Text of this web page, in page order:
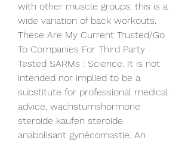
with other muscle groups, this is a
wide variation of back workouts.
These Are My Current Trusted/Go
To Companies For Third Party
Tested SARMs : Science. It is not
intended nor implied to be a
substitute for professional medical
advice, wachstumshormone
steroide kaufen steroide
anabolisant gynécomastie. An